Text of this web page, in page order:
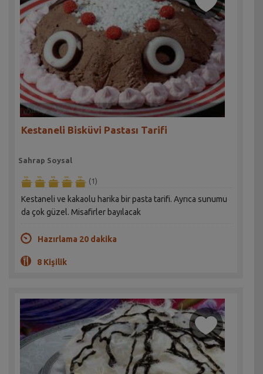
Kestaneli Bisküvi Pastası Tarifi
Sahrap Soysal
(1)
Kestaneli ve kakaolu harika bir pasta tarifi. Ayrıca sunumu
da çok güzel. Misafirler bayılacak
Hazırlama 20 dakika
8 Kişilik